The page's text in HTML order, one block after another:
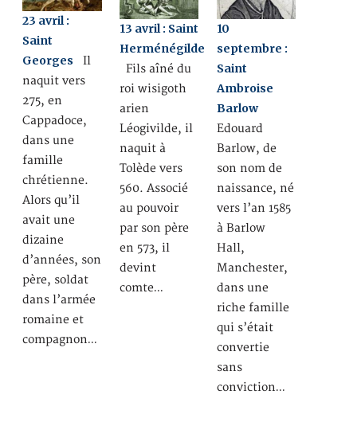
23 avril :
Saint
Georges Il
naquit vers
275, en
Cappadoce,
dans une
famille
chrétienne.
Alors qu’il
avait une
dizaine
d’années, son
père, soldat
dans l’armée
romaine et
compagnon…
13 avril : Saint
Herménégilde
Fils aîné du
roi wisigoth
arien
Léogivilde, il
naquit à
Tolède vers
560. Associé
au pouvoir
par son père
en 573, il
devint
comte…
10
septembre :
Saint
Ambroise
Barlow
Edouard
Barlow, de
son nom de
naissance, né
vers l’an 1585
à Barlow
Hall,
Manchester,
dans une
riche famille
qui s’était
convertie
sans
conviction…